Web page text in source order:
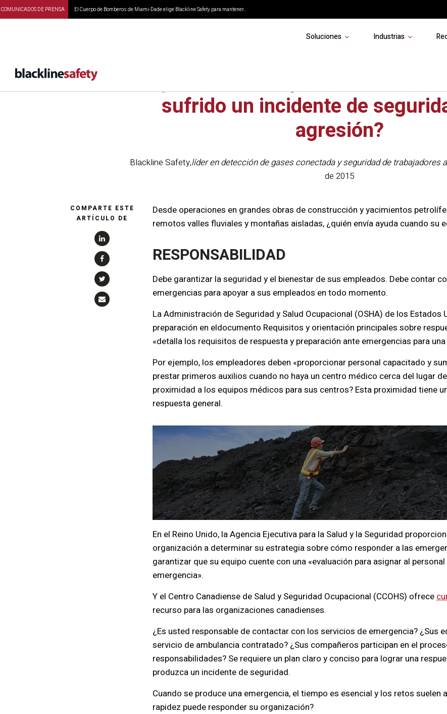
COMUNICADOS DE PRENSA El Cuerpo de Bomberos de Miami-Dade elige Blackline Safety para mantener...
Soluciones Industrias
sufrido un incidente de
agresión?
Blackline Safety,líder en detección de gases conectada y seguridad de trabajadores
de 2015
COMPARTE ESTE
ARTÍCULO DE
Desde operaciones en grandes obras de construcción y yacimientos
remotos valles fluviales y montañas aisladas, ¿quién envía ayuda cuando su
RESPONSABILIDAD
Debe garantizar la seguridad y el bienestar de sus empleados. Debe contar
emergencias para apoyar a sus empleados en todo momento.
La Administración de Seguridad y Salud Ocupacional (OSHA) de los
preparación en eldocumento Requisitos y orientación principales sobre
«detalla los requisitos de respuesta y preparación ante emergencias para
Por ejemplo, los empleadores deben «proporcionar personal capacitado y
prestar primeros auxilios cuando no haya un centro médico cerca del lugar
proximidad a los equipos médicos para sus centros? Esta proximidad tiene
respuesta general.
En el Reino Unido, la Agencia Ejecutiva para la Salud y la Seguridad
organización a determinar su estrategia sobre cómo responder a las
garantizar que su equipo cuente con una «evaluación para asignar al
emergencia».
Y el Centro Canadiense de Salud y Seguridad Ocupacional (CCOHS) ofrece
recurso para las organizaciones canadienses.
¿Es usted responsable de contactar con los servicios de emergencia? ¿Sus
servicio de ambulancia contratado? ¿Sus compañeros participan en el
responsabilidades? Se requiere un plan claro y conciso para lograr una
produzca un incidente de seguridad.
Cuando se produce una emergencia, el tiempo es esencial y los retos
rapidez puede responder su organización?